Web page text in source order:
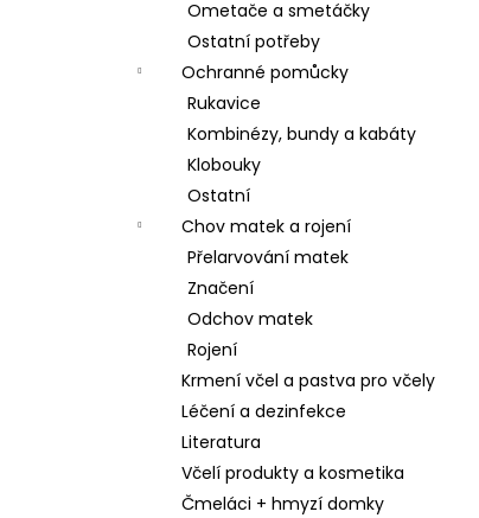
Ometače a smetáčky
Ostatní potřeby
Ochranné pomůcky
Rukavice
Kombinézy, bundy a kabáty
Klobouky
Ostatní
Chov matek a rojení
Přelarvování matek
Značení
Odchov matek
Rojení
Krmení včel a pastva pro včely
Léčení a dezinfekce
Literatura
Včelí produkty a kosmetika
Čmeláci + hmyzí domky